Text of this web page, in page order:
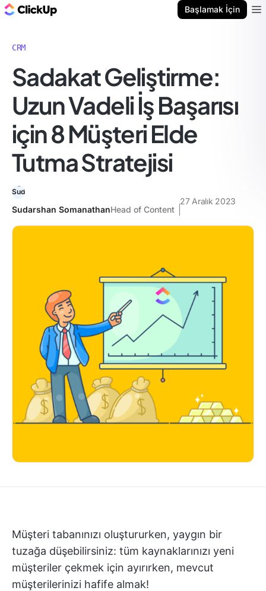
Başlamak İçin
CRM
Sadakat Geliştirme:
Uzun Vadeli İş Başarısı
için 8 Müşteri Elde
Tutma Stratejisi
Sudarshan SomanathanHead of Content
27 Aralık 2023
Müşteri tabanınızı oluştururken, yaygın bir
tuzağa düşebilirsiniz: tüm kaynaklarınızı yeni
müşteriler çekmek için ayırırken, mevcut
müşterilerinizi hafife almak!